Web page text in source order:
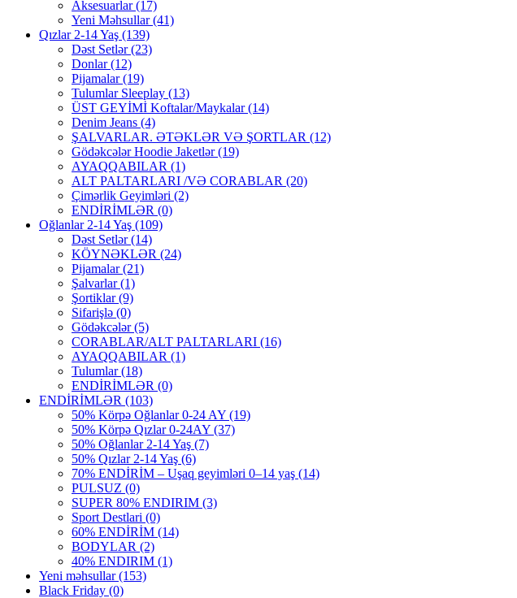
Aksesuarlar(17)
Yeni Məhsullar(41)
Qızlar 2-14 Yaş (139)
Dəst Setlər(23)
Donlar(12)
Pijamalar(19)
Tulumlar Sleeplay (13)
ÜST GEYİMİ Koftalar/Maykalar(14)
Denim Jeans (4)
ŞALVARLAR. ƏTƏKLƏR VƏ ŞORTLAR (12)
Gödəkcələr Hoodie Jaketlər(19)
AYAQQABILAR (1)
ALT PALTARLARI /VƏ CORABLAR (20)
Çimərlik Geyimləri (2)
ENDİRİMLƏR (0)
Oğlanlar 2-14 Yaş (109)
Dəst Setlər(14)
KÖYNƏKLƏR (24)
Pijamalar(21)
Şalvarlar(1)
Şortiklar(9)
Sifarişlə (0)
Gödəkcələr(5)
CORABLAR/ALT PALTARLARI (16)
AYAQQABILAR (1)
Tulumlar(18)
ENDİRİMLƏR (0)
ENDİRİMLƏR (103)
50% Körpə Oğlanlar 0-24 AY (19)
50% Körpə Qızlar 0-24AY (37)
50% Oğlanlar 2-14 Yaş (7)
50% Qızlar 2-14 Yaş (6)
70% ENDİRİM – Uşaq geyimləri 0–14 yaş (14)
PULSUZ (0)
SUPER 80% ENDIRIM (3)
Sport Destlari (0)
60% ENDİRİM (14)
BODYLAR (2)
40% ENDIRIM (1)
Yeni məhsullar(153)
Black Friday (0)